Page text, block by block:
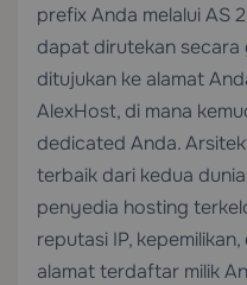
prefix Anda melalui AS
dapat dirutekan secara
ditujukan ke alamat
AlexHost, di mana
dedicated Anda.
terbaik dari kedua
penyedia hosting
reputasi IP,
alamat terdaftar milik